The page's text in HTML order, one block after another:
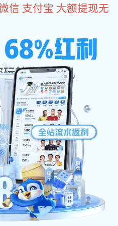
投资者保护
小贴士第1集 生活中的“荐股
阱”
05-17 12:00:00